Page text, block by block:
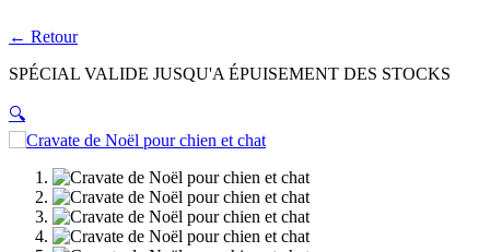
← Retour
SPÉCIAL VALIDE JUSQU'A ÉPUISEMENT DES STOCKS
🔍